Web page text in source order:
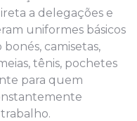
a delegações e
uniformes básicos
camisetas,
tênis, pochetes
para quem